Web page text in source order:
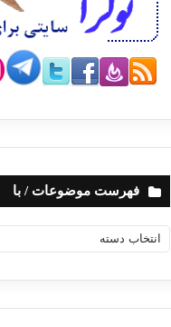
فهرست موضوعات / با
ه
ت